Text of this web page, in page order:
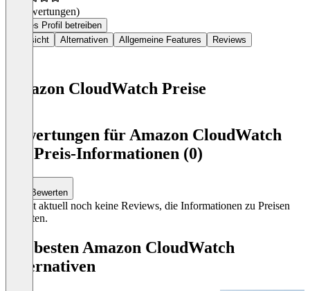
(0 Bewertungen)
Dieses Profil betreiben
Übersicht
Alternativen Allgemeine Features Reviews
Amazon CloudWatch Preise
Bewertungen für Amazon CloudWatch
mit Preis-Informationen (0)
Bewerten
Es gibt aktuell noch keine Reviews, die Informationen zu Preisen
enthalten.
Die besten Amazon CloudWatch
Alternativen